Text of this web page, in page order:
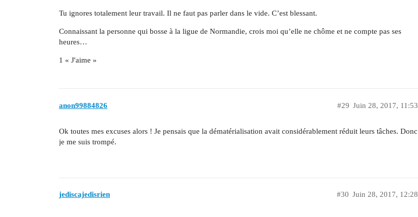
Tu ignores totalement leur travail. Il ne faut pas parler dans le vide. C’est blessant.
Connaissant la personne qui bosse à la ligue de Normandie, crois moi qu’elle ne chôme et ne compte pas ses
heures…
1 « J'aime »
anon99884826 Juin 28, 2017, 11:53
#29
Ok toutes mes excuses alors ! Je pensais que la dématérialisation avait considérablement réduit leurs tâches. Donc
je me suis trompé.
jediscajedisrien Juin 28, 2017, 12:28
#30